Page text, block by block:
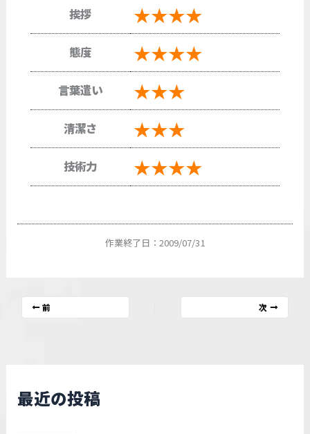
挨拶 ★★★★
態度 ★★★★
言葉遣い ★★★
清潔さ ★★★
技術力 ★★★★
作業終了日：2009/07/31
前 次
最近の投稿